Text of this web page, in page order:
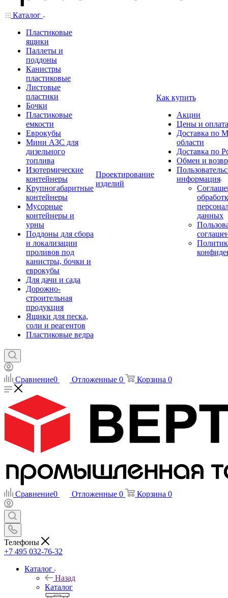
Каталог
Пластиковые
ящики
Паллеты и
поддоны
Канистры
пластиковые
Листовые
пластики
Бочки
Пластиковые
емкости
Еврокубы
Мини АЗС для
дизельного
топлива
Изотермические
контейнеры
Крупногабаритные
контейнеры
Мусорные
контейнеры и
урны
Поддоны для сбора
и локализации
проливов под
канистры, бочки и
еврокубы
Для дачи и сада
Дорожно-
строительная
продукция
Ящики для песка,
соли и реагентов
Пластиковые ведра
Проектирование
изделий
Как купить
Акции
Цены и оплата
Доставка по
области
Доставка по
Обмен и
информация
данных
Сравнение0 Отложенные 0 Корзина 0
Сравнение0 Отложенные 0 Корзина 0
Телефоны
+7 495 032-76-32
Каталог
Назад
Каталог